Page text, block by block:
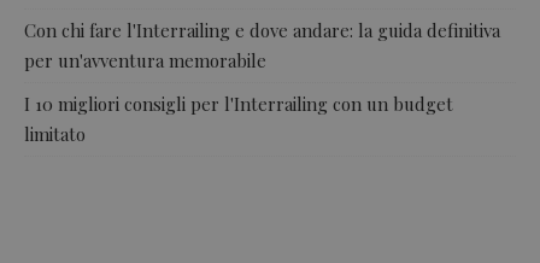
Con chi fare l'Interrailing e dove andare: la guida definitiva
per un'avventura memorabile
I 10 migliori consigli per l'Interrailing con un budget
limitato